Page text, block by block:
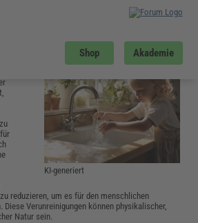
Shop Akademie
KI-generiert
reduzieren, um es für den menschlichen
Diese Verunreinigungen können physikalischer,
Natur sein.